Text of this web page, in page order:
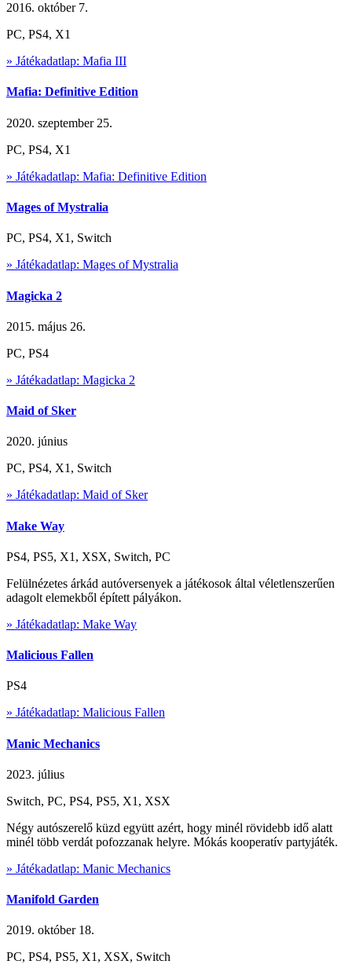
2016. október 7.
PC, PS4, X1
» Játékadatlap: Mafia III
Mafia: Definitive Edition
2020. szeptember 25.
PC, PS4, X1
» Játékadatlap: Mafia: Definitive Edition
Mages of Mystralia
PC, PS4, X1, Switch
» Játékadatlap: Mages of Mystralia
Magicka 2
2015. május 26.
PC, PS4
» Játékadatlap: Magicka 2
Maid of Sker
2020. június
PC, PS4, X1, Switch
» Játékadatlap: Maid of Sker
Make Way
PS4, PS5, X1, XSX, Switch, PC
Felülnézetes árkád autóversenyek a játékosok által véletlenszerűen
adagolt elemekből épített pályákon.
» Játékadatlap: Make Way
Malicious Fallen
PS4
» Játékadatlap: Malicious Fallen
Manic Mechanics
2023. július
Switch, PC, PS4, PS5, X1, XSX
Négy autószerelő küzd együtt azért, hogy minél rövidebb idő alatt
minél több verdát pofozzanak helyre. Mókás kooperatív partyjáték.
» Játékadatlap: Manic Mechanics
Manifold Garden
2019. október 18.
PC, PS4, PS5, X1, XSX, Switch